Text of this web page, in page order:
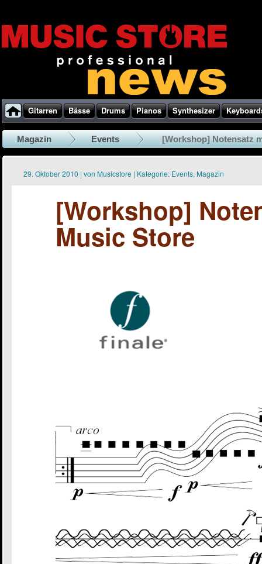
Gitarren Bässe Drums Pianos Synthesizer
Magazin Events [Workshop] Notensatz
29. Oktober 2010 | von Musicstore | Kategorie: Events, Magazin
[Workshop]
Music Store